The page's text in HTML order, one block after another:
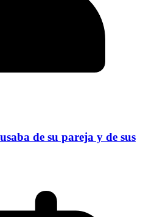
de su pareja y de sus